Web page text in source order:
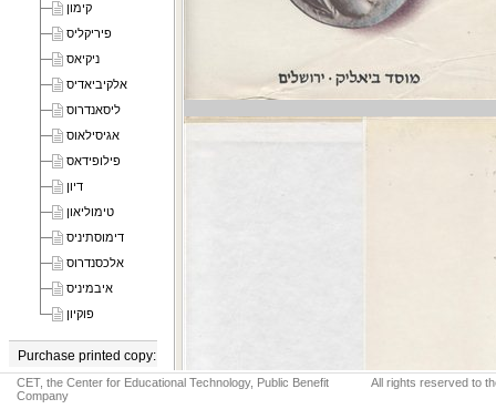
קימון
פיריקליס
ניקיאס
אלקיביאדיס
ליסאנדרוס
אגיסילאוס
פילופידאס
דיון
טימוליאון
דימוסתיניס
אלכסנדרוס
איבמיניס
פוקיון
Purchase printed copy:
CET, the Center for Educational Technology, Public Benefit
Company
All rights reserved to